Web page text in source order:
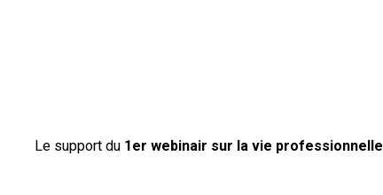
Le support du1er webinair sur la vie professionnelle